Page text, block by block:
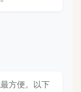
方便。以下